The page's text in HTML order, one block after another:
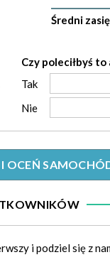
Średni
Czy poleciłbyś to
Tak
Nie
OCEŃ
i podziel się z